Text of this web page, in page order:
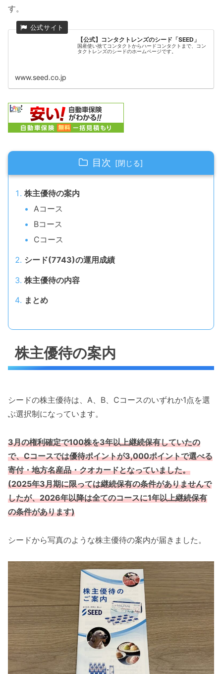
す。
【公式】コンタクトレンズのシード「SEED」
国産使い捨てコンタクトからハードコンタクトまで、コン
タクトレンズのシードのホームページです。
www.seed.co.jp
目次
株主優待の案内
Aコース
Bコース
Cコース
シード(7743)の運用成績
株主優待の内容
まとめ
株主優待の案内
シードの株主優待は、A、B、Cコースのいずれか1点を選
ぶ選択制になっています。
3月の権利確定で100株を3年以上継続保有していたの
で、Cコースでは優待ポイントが3,000ポイントで選べる
寄付・地方名産品・クオカードとなっていました。
(2025年3月期に限っては継続保有の条件がありませんで
したが、2026年以降は全てのコースに1年以上継続保有
の条件があります)
シードから写真のような株主優待の案内が届きました。